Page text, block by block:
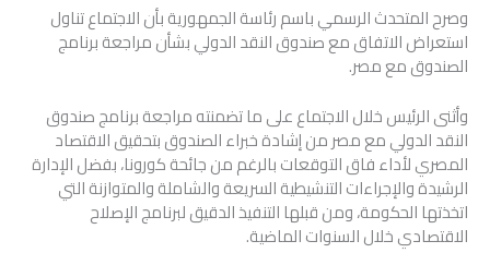
وصرح المتحدث الرسمي باسم رئاسة الجمهورية بأن الاجتماع تناول
استعراض الاتفاق مع صندوق النقد الدولي بشأن مراجعة برنامج
الصندوق مع مصر.
وأثنى الرئيس خلال الاجتماع على ما تضمنته مراجعة برنامج صندوق
النقد الدولي مع مصر من إشادة خبراء الصندوق بتحقيق الاقتصاد
المصري لأداء فاق التوقعات بالرغم من جائحة كورونا، بفضل الإدارة
الرشيدة والإجراءات التنشيطية السريعة والشاملة والمتوازنة التي
اتخذتها الحكومة، ومن قبلها التنفيذ الدقيق لبرنامج الإصلاح
الاقتصادي خلال السنوات الماضية.